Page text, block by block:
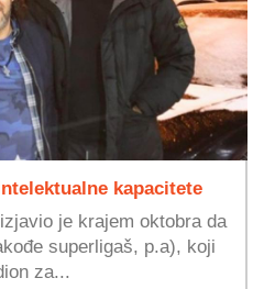
kapacitete
je krajem oktobra da
superligaš, p.a), koji
za...